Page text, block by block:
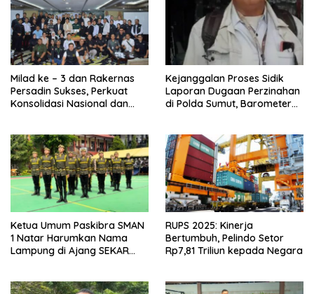
Milad ke – 3 dan Rakernas
Persadin Sukses, Perkuat
Konsolidasi Nasional dan
Kejanggalan Proses Sidik
Laporan Dugaan Perzinahan
di Polda Sumut, Barometer
Ketua Umum Paskibra SMAN
1 Natar Harumkan Nama
Lampung di Ajang SEKAR
RUPS 2025: Kinerja
Bertumbuh, Pelindo Setor
Rp7,81 Triliun kepada Negara